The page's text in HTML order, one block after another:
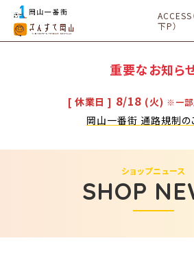
ACCESS
下P）
重要なお知ら
[ 休業日 ] 8/18 (火) ※一部
岡山一番街 通路規制の
SHOP
ショップニュース